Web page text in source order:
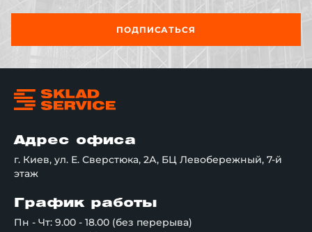
ПОДПИСАТЬСЯ
Адрес офиса
г. Киев, ул. Е. Сверстюка, 2А, БЦ Левобережный, 7-й
этаж
График работы
Пн - Чт: 9.00 - 18.00 (без перерыва)